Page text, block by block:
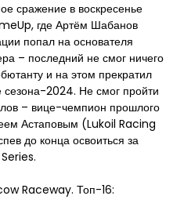
сражение в воскресенье
где Артём Шабанов
попал на основателя
– последний не смог ничего
и на этом прекратил
сезона-2024. Не смог пройти
– вице-чемпион прошлого
Астаповым (Lukoil Racing
до конца освоиться за
Raceway. Топ-16: